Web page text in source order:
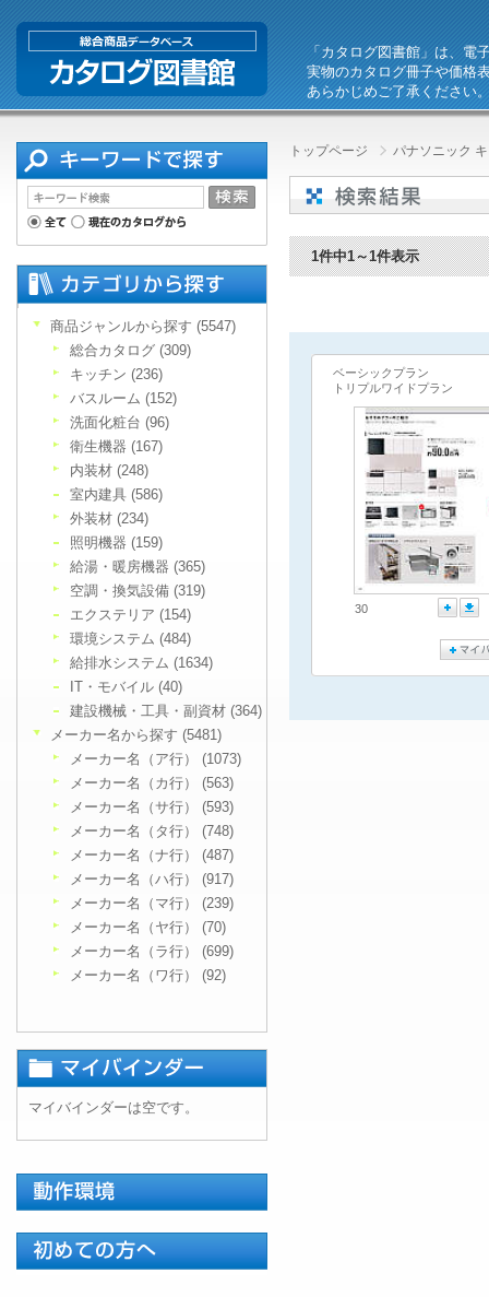
「カタログ図書館」は、電
実物のカタログ冊子や価格
あらかじめご了承ください
トップページ パナソニック
1件中1～1件表示
ベーシックプラン
トリプルワイドプラン
30
商品ジャンルから探す (5547)
総合カタログ (309)
キッチン (236)
バスルーム (152)
洗面化粧台 (96)
衛生機器 (167)
内装材 (248)
室内建具 (586)
外装材 (234)
照明機器 (159)
給湯・暖房機器 (365)
空調・換気設備 (319)
エクステリア (154)
環境システム (484)
給排水システム (1634)
IT・モバイル (40)
建設機械・工具・副資材 (364)
メーカー名から探す (5481)
メーカー名（ア行） (1073)
メーカー名（カ行） (563)
メーカー名（サ行） (593)
メーカー名（タ行） (748)
メーカー名（ナ行） (487)
メーカー名（ハ行） (917)
メーカー名（マ行） (239)
メーカー名（ヤ行） (70)
メーカー名（ラ行） (699)
メーカー名（ワ行） (92)
マイバインダーは空です。